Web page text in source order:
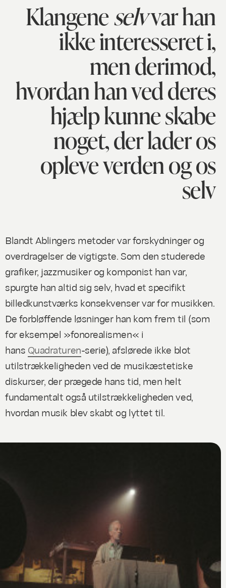
Klangeneselvvar han
ikke interesseret i,
men derimod,
hvordan han ved deres
hjælp kunne skabe
noget, der lader os
opleve verden og os
selv
Blandt Ablingers metoder var forskydninger og
overdragelser de vigtigste. Som den studerede
grafiker, jazzmusiker og komponist han var,
spurgte han altid sig selv, hvad et specifikt
billedkunstværks konsekvenser var for musikken.
De forbløffende løsninger han kom frem til (som
for eksempel »fonorealismen« i
hans Quadraturen-serie), afslørede ikke blot
utilstrækkeligheden ved de musikæstetiske
diskurser, der prægede hans tid, men helt
fundamentalt også utilstrækkeligheden ved,
hvordan musik blev skabt og lyttet til.